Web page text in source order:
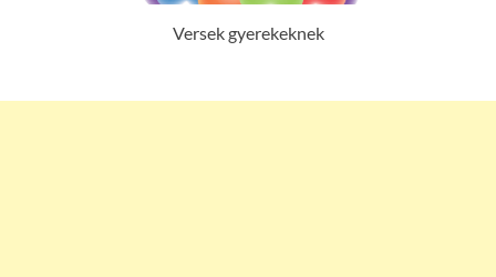
Versek gyerekeknek